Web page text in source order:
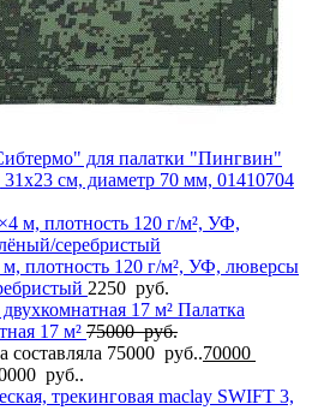
для палатки "Пингвин"
см, диаметр 70 мм, 01410704
плотность 120 г/м², УФ, люверсы
2250 руб.
Палатка
17 м² 75000руб.
составляла 75000 руб..70000
руб..